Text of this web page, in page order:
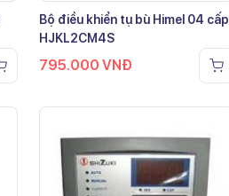
Bộ điều khiển tụ bù Himel 04 cấp
HJKL2CM4S
795.000 VNĐ